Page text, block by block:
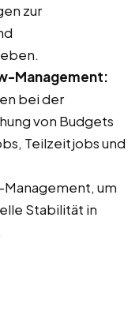
zur
Management:
bei der
von Budgets
Teilzeitjobs und
um
Stabilität in